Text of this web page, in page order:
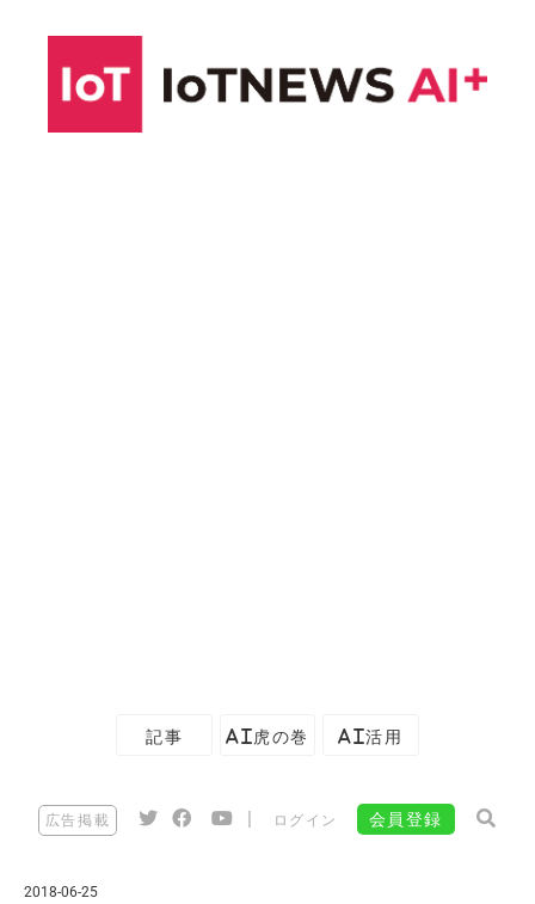
記事 AI虎の巻 AI活用
広告掲載 ログイン 会員登録
2018-06-25